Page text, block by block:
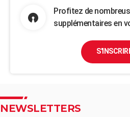
Profitez de
supplémentaires en
NEWSLETTERS